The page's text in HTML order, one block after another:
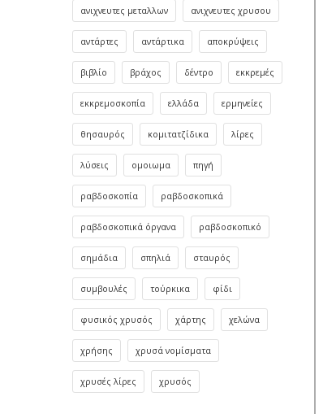
ανιχνευτες μεταλλων ανιχνευτες χρυσου
αντάρτες αντάρτικα αποκρύψεις
βιβλίο βράχος δέντρο εκκρεμές
εκκρεμοσκοπία ελλάδα ερμηνείες
θησαυρός κομιτατζίδικα λίρες
λύσεις ομοιωμα πηγή
ραβδοσκοπία ραβδοσκοπικά
ραβδοσκοπικά όργανα ραβδοσκοπικό
σημάδια σπηλιά σταυρός
συμβουλές τούρκικα φίδι
φυσικός χρυσός χάρτης χελώνα
χρήσης χρυσά νομίσματα
χρυσές λίρες χρυσός